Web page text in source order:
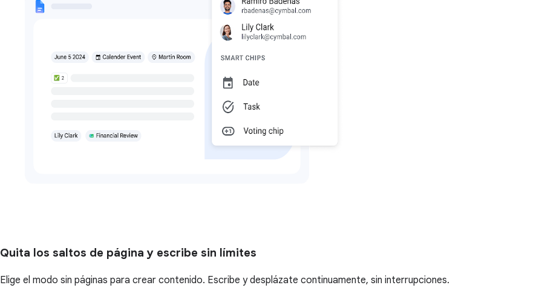
Quita los saltos de página y escribe sin límites
Elige el modo sin páginas para crear contenido. Escribe y desplázate continuamente, sin interrupciones.